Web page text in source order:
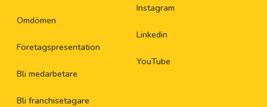
Omdömen
Företagspresentation
Bli medarbetare
Bli franchisetagare
Instagram
Linkedin
YouTube